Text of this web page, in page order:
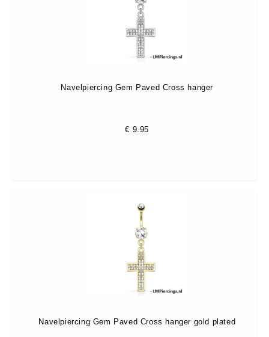
Navelpiercing Gem Paved Cross hanger
€ 9.95
Navelpiercing Gem Paved Cross hanger gold plated